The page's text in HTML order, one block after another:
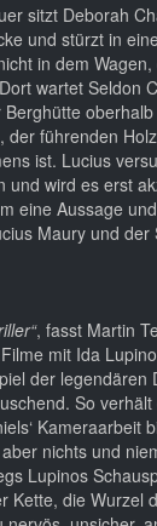
sitzt Deborah
und stürzt in
in dem
wartet Seldon
führenden
ist. Lucius
wird es erst
eine Aussage
Maury und der
, fasst Martin
mit Ida
der legendären
So
Kameraarbeit
nichts und
Lupinos
Kette, die Wurzel